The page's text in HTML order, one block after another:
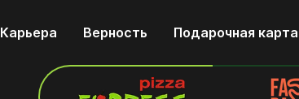
Карьера Верность Подарочная карта